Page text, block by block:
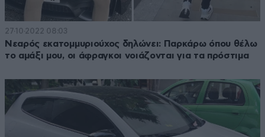
27·10·2022 08:03
Νεαρός εκατομμυριούχος δηλώνει: Παρκάρω όπου θέλω
το αμάξι μου, οι άφραγκοι νοιάζονται για τα πρόστιμα